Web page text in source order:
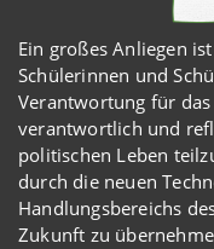
Ein großes Anliegen
Schülerinnen und
Verantwortung für
verantwortlich und
politischen Leben
durch die neuen
Handlungsbereichs
Zukunft zu